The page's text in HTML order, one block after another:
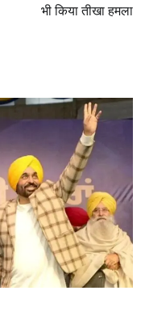
भी किया तीखा हमला